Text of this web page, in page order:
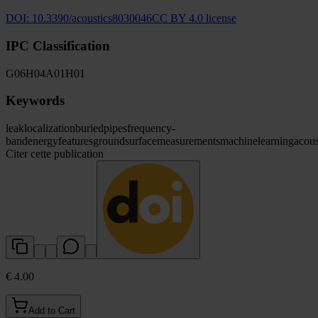
DOI: 10.3390/acoustics8030046CC BY 4.0 license
IPC Classification
G06H04A01 H01
Keywords
leaklocalizationburiedpipesfrequency-
bandenergyfeaturesgroundsurfacemeasurementsmachinelearning
Citer cette publication
€ 4.00
Add to Cart